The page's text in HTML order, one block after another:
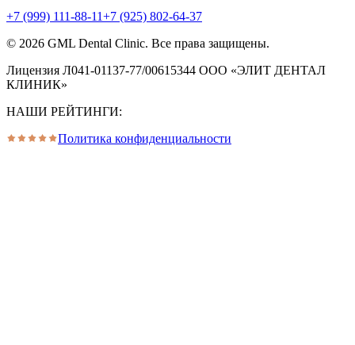
+7 (999) 111-88-11+7 (925) 802-64-37
© 2026 GML Dental Clinic. Все права защищены.
Лицензия Л041-01137-77/00615344 ООО «ЭЛИТ ДЕНТАЛ
КЛИНИК»
НАШИ РЕЙТИНГИ:
Политика конфиденциальности